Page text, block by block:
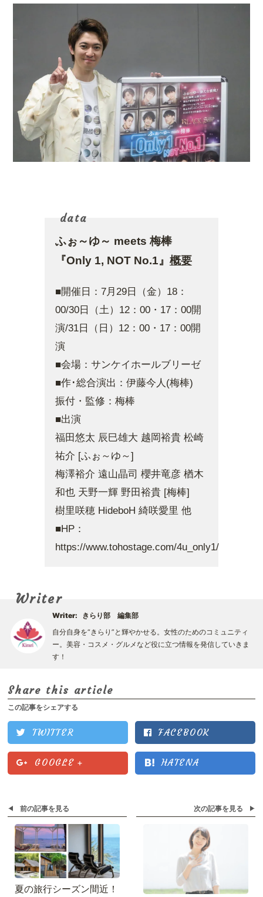
data
ふぉ～ゆ～ meets 梅棒
『Only 1, NOT No.1』 概要
■開催日：7月29日（金）18：
00/30日（土）12：00・17：00開
演/31日（日）12：00・17：00開
演
■会場：サンケイホールブリーゼ
■作･総合演出：伊藤今人(梅棒)
振付・監修：梅棒
■出演
福田悠太 辰巳雄大 越岡裕貴 松崎
祐介 [ふぉ～ゆ～]
梅澤裕介 遠山晶司 櫻井竜彦 楢木
和也 天野一輝 野田裕貴 [梅棒]
樹里咲穂 HideboH 綺咲愛里 他
■HP：
https://www.tohostage.com/4u_only1/
Writer
Writer:
きらり部 編集部
自分自身を“きらり”と輝やかせる。女性のためのコミュニティ
ー。美容・コスメ・グルメなど役に立つ情報を発信していきま
す！
Share this article
この記事をシェアする
TWITTER FACEBOOK
GOOGLE + HATENA
前の記事を見る
夏の旅行シーズン間近！
次の記事を見る